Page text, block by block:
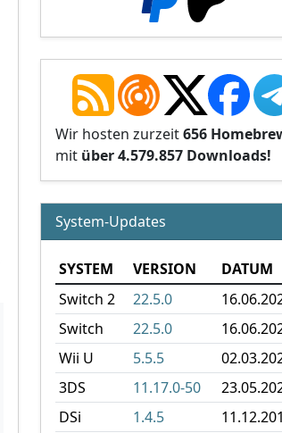
Wir hosten zurzeit656
mit über 4.579.857 Downloads!
System-Updates
SYSTEM VERSION
DATUM
Switch 2
22.5.0
Switch
22.5.0
Wii U
5.5.5
3DS
11.17.0-50
DSi
1.4.5